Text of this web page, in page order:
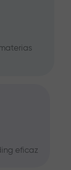
eficaz